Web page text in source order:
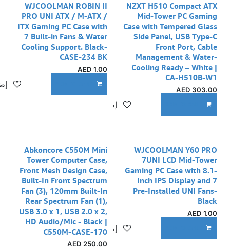
NZXT H510 Compact ATX
Mid-Tower PC Gaming
Case with Tempered Glass
Side Panel, USB Type-C
Front Port, Cable
Management & Water-
Cooling Ready – White |
CA-H510B-W1
303.00
إضافة إلى قائمة الأمنيات
WJCOOLMAN ROBIN II
PRO UNI ATX / M-ATX /
ITX Gaming PC Case with
7 Built-in Fans & Water
Cooling Support. Black-
CASE-234 BK
1.00
AED
WJCOOLMAN Y60 PRO
7UNI LCD Mid-Tower
Gaming PC Case with 8.1-
Inch IPS Display and 7
Pre-Installed UNI Fans-
Black
1.00
إضافة إلى قائمة الأمنيات
نفدت الكمية
Abkoncore C550M Mini
Tower Computer Case,
Front Mesh Design Case,
Built-In Front Spectrum
Fan (3), 120mm Built-In
Rear Spectrum Fan (1),
USB 3.0 x 1, USB 2.0 x 2,
HD Audio/Mic - Black |
C550M-CASE-170
250.00